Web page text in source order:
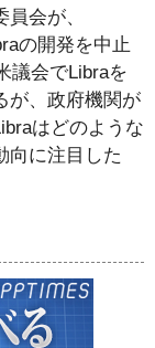
会が、
の開発を中止
議会でLibraを
が、政府機関が
はどのような
向に注目した